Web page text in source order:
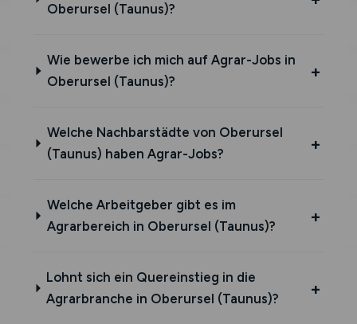
Oberursel (Taunus)?
Wie bewerbe ich mich auf Agrar-Jobs in
Oberursel (Taunus)?
Welche Nachbarstädte von Oberursel
(Taunus) haben Agrar-Jobs?
Welche Arbeitgeber gibt es im
Agrarbereich in Oberursel (Taunus)?
Lohnt sich ein Quereinstieg in die
Agrarbranche in Oberursel (Taunus)?